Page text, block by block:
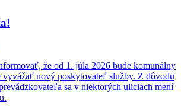
že od 1. júla 2026 bude komunálny
vyvážať nový poskytovateľ služby. Z dôvodu
sa v niektorých uliciach mení